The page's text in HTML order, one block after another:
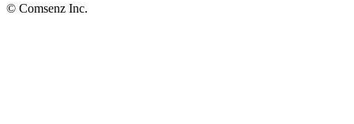
© Comsenz Inc.